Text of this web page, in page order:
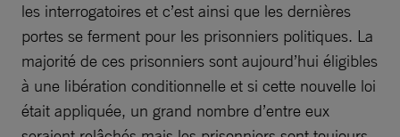
les interrogatoires et c’est ainsi que les dernières
portes se ferment pour les prisonniers politiques. La
majorité de ces prisonniers sont aujourd’hui éligibles
à une libération conditionnelle et si cette nouvelle loi
était appliquée, un grand nombre d’entre eux